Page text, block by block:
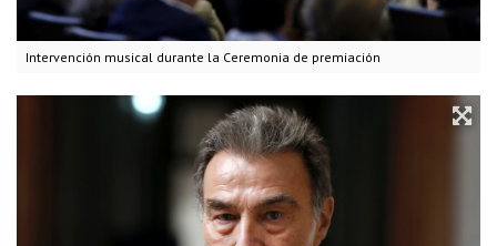
Intervención musical durante la Ceremonia de premiación